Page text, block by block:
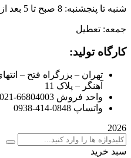
شنبه تا پنجشنبه: 8 صبح تا 5 بعد از ظهر
جمعه: تعطیل
کارگاه تولید:
آهنگر – پلاک 11
واحد فروش 66804003-021
واتساپ 0848-414-0938
2026
سبد خرید